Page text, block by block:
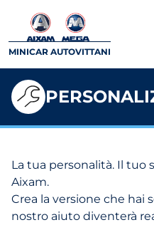
MINICAR AUTOVITTANI
La tua personalità. Il tuo
Aixam.
Crea la versione che hai
nostro aiuto diventerà